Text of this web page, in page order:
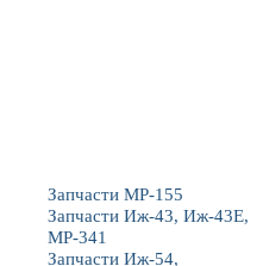
Запчасти МР-155
Запчасти Иж-43, Иж-43Е,
МР-341
Запчасти Иж-54,